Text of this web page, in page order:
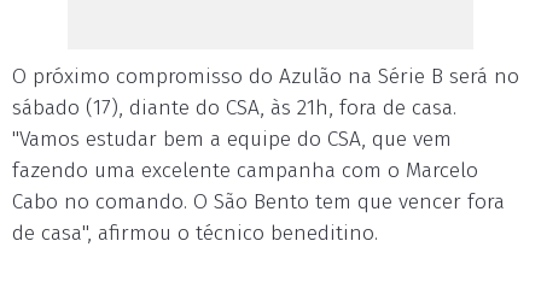
O próximo compromisso do Azulão na Série B será no
sábado (17), diante do CSA, às 21h, fora de casa.
"Vamos estudar bem a equipe do CSA, que vem
fazendo uma excelente campanha com o Marcelo
Cabo no comando. O São Bento tem que vencer fora
de casa", afirmou o técnico beneditino.